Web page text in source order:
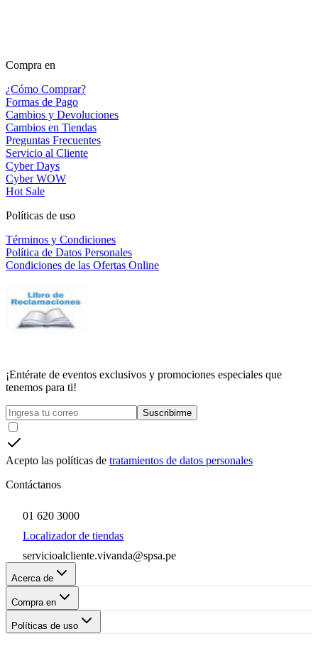
Compra en
¿Cómo Comprar?
Formas de Pago
Cambios y Devoluciones
Cambios en Tiendas
Preguntas Frecuentes
Servicio al Cliente
Cyber Days
Cyber WOW
Hot Sale
Políticas de uso
Términos y Condiciones
Política de Datos Personales
Condiciones de las Ofertas Online
¡Entérate de eventos exclusivos y promociones especiales que
tenemos para ti!
Suscribirme
Acepto las políticas de tratamientos de datos personales
Contáctanos
01 620 3000
Localizador de tiendas
servicioalcliente.vivanda@spsa.pe
Acerca de
Compra en
Políticas de uso